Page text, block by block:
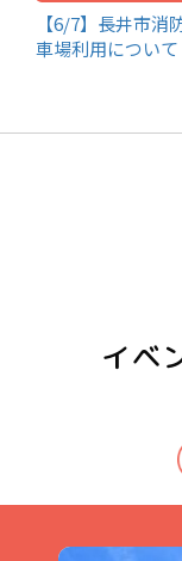
【6/7】長井市
車場利用について
イベ